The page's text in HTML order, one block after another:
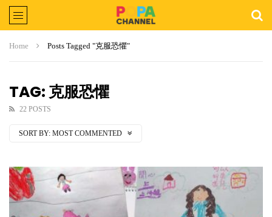
Home Posts Tagged "克服恐懼"
TAG: 克服恐懼
22 POSTS
SORT BY: MOST COMMENTED